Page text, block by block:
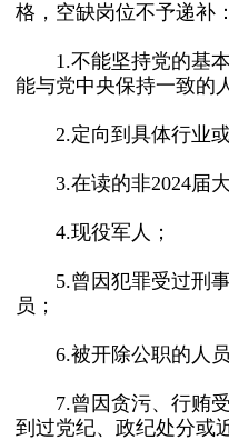
格，空缺岗位不予递补：
1.不能坚持党的基本
能与党中央保持一致的
2.定向到具体行业或
3.在读的非2024届大
4.现役军人；
5.曾因犯罪受过刑事
员；
6.被开除公职的人员
7.曾因贪污、行贿受
到过党纪、政纪处分或